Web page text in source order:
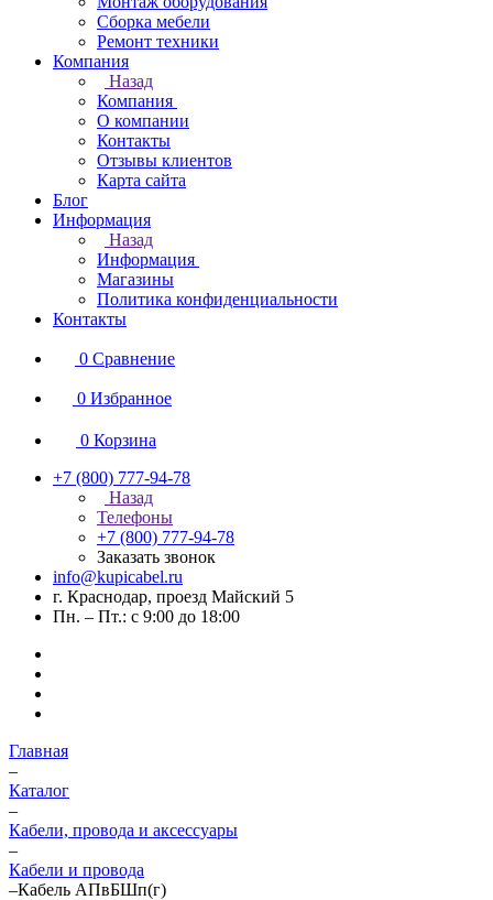
Сборка мебели
Ремонт техники
Компания
Назад
Компания
О компании
Контакты
Отзывы клиентов
Карта сайта
Блог
Информация
Назад
Информация
Магазины
Политика конфиденциальности
Контакты
0 Сравнение
0 Избранное
0 Корзина
+7 (800) 777-94-78
Назад
Телефоны
+7 (800) 777-94-78
Заказать звонок
info@kupicabel.ru
г. Краснодар, проезд Майский 5
Пн. – Пт.: с 9:00 до 18:00
Главная
–
Каталог
–
Кабели, провода и аксессуары
–
Кабели и провода
–Кабель АПвБШп(г)